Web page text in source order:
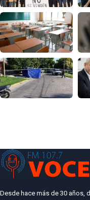
Desde hace más de 30 años,